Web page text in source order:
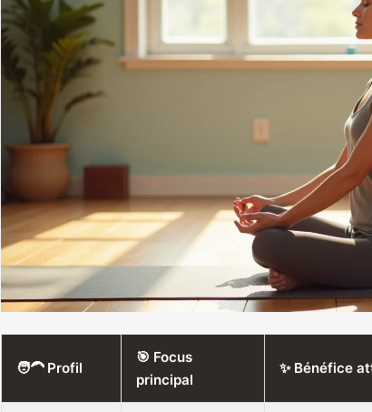
🧑‍🦱 Profil
🎯 Focus
principal
✨ Bénéfice